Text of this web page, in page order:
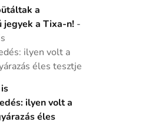
a
jegyek a Tixa-n! -
ilyen volt a
éles tesztje
ilyen volt a
éles